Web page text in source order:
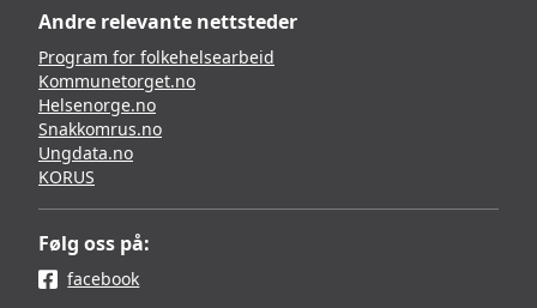
Andre relevante nettsteder
Program for folkehelsearbeid
Kommunetorget.no
Helsenorge.no
Snakkomrus.no
Ungdata.no
KORUS
Følg oss på:
facebook